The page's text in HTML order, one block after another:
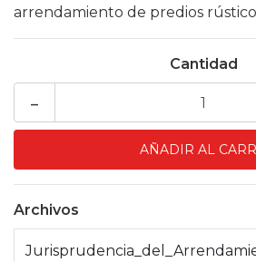
arrendamiento de predios
Cantidad
-
Archivos